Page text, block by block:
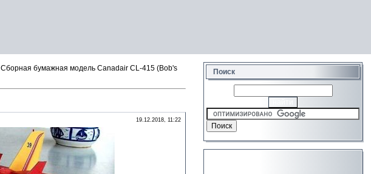
Сборная бумажная модель Canadair CL-415 (Bob's
19.12.2018, 11:22
Поиск